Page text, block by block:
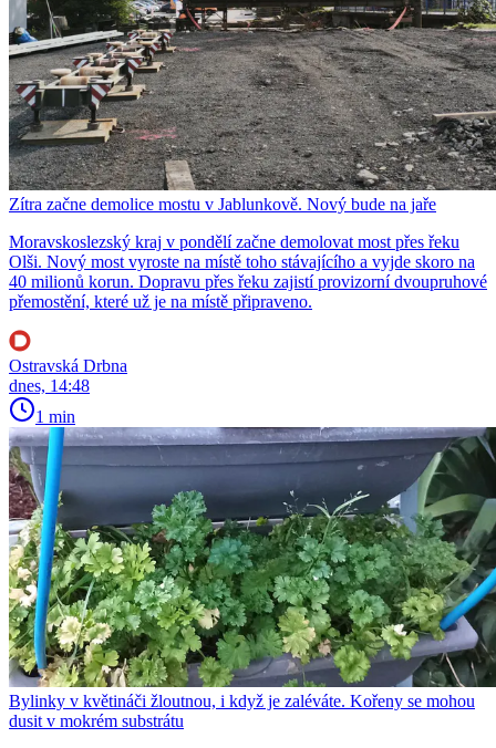
Zítra začne demolice mostu v Jablunkově. Nový bude na jaře
Moravskoslezský kraj v pondělí začne demolovat most přes řeku
Olši. Nový most vyroste na místě toho stávajícího a vyjde skoro na
40 milionů korun. Dopravu přes řeku zajistí provizorní dvoupruhové
přemostění, které už je na místě připraveno.
Ostravská Drbna
dnes, 14:48
1 min
Bylinky v květináči žloutnou, i když je zaléváte. Kořeny se mohou
dusit v mokrém substrátu